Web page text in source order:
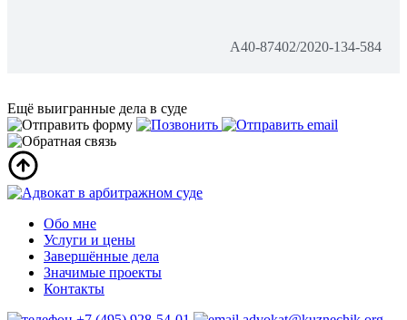
А40-87402/2020-134-584
Ещё выигранные дела в суде
Обо мне
Услуги и цены
Завершённые дела
Значимые проекты
Контакты